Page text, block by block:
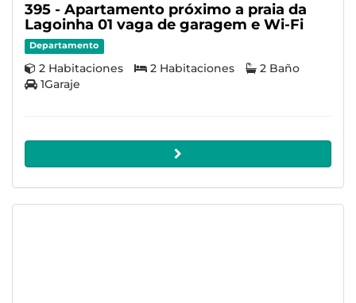
395 - Apartamento próximo a praia da
Lagoinha 01 vaga de garagem e Wi-Fi
Departamento
2 Habitaciones 2 Habitaciones
2 Baño
1Garaje